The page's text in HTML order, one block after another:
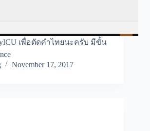
เพื่อตัดคำไทยนะครับ มีขั้น
November 17, 2017